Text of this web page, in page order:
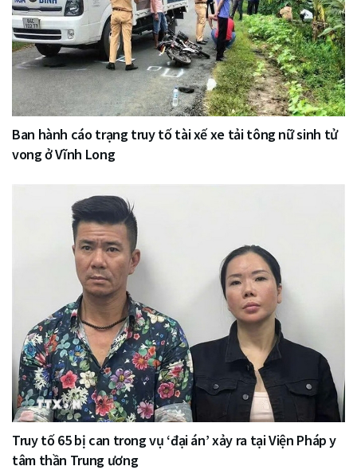
Ban hành cáo trạng truy tố tài xế xe tải tông nữ sinh tử
vong ở Vĩnh Long
Truy tố 65 bị can trong vụ ‘đại án’ xảy ra tại Viện Pháp y
tâm thần Trung ương